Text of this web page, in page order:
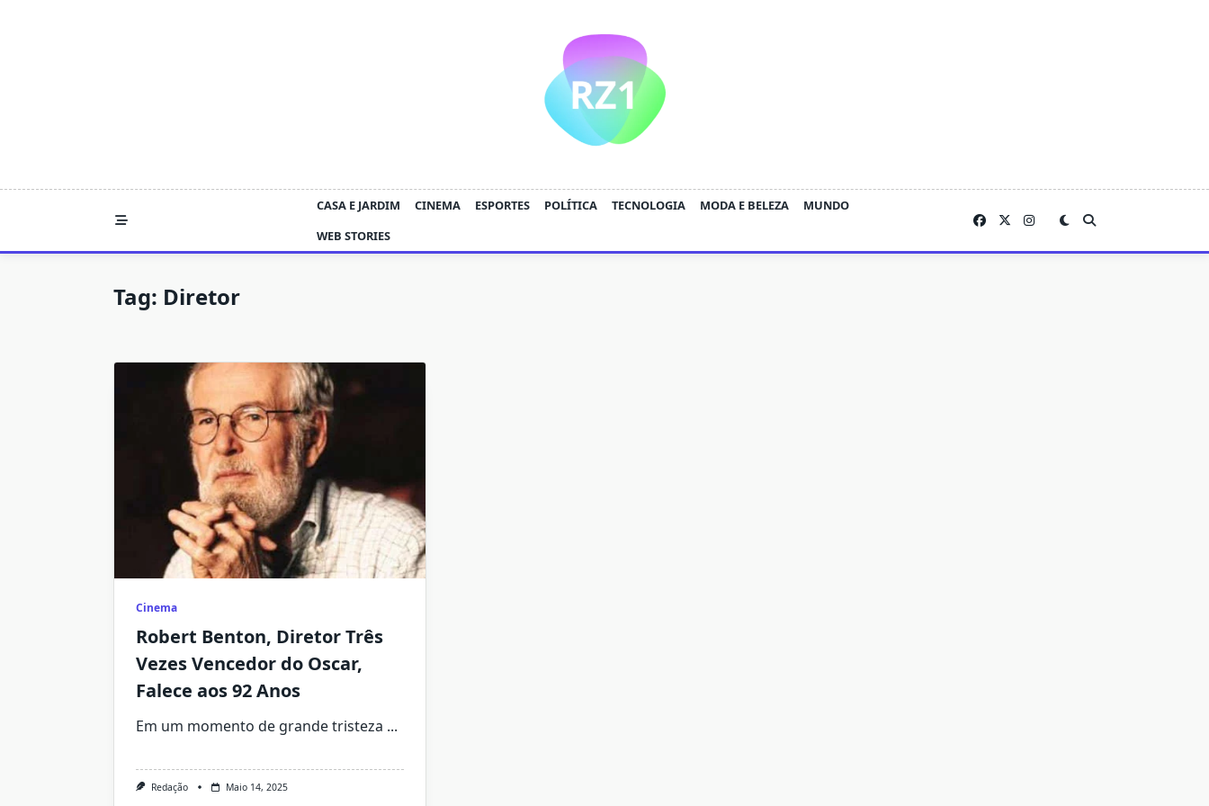
CASA E JARDIM CINEMA ESPORTES POLÍTICA TECNOLOGIA MODA E BELEZA
MUNDO
WEB STORIES
Tag: Diretor
Cinema
Robert Benton, Diretor Três
Vezes Vencedor do Oscar,
Falece aos 92 Anos
Em um momento de grande tristeza ...
Redação Maio 14, 2025